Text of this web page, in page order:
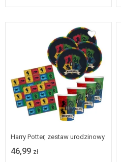
Harry Potter, zestaw urodzinowy
46,99 zł